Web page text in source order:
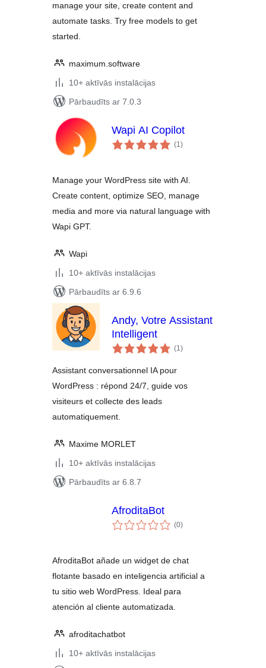
manage your site, create content and
automate tasks. Try free models to get
started.
maximum.software
10+ aktīvās instalācijas
Pārbaudīts ar 7.0.3
Wapi AI Copilot
(1vērtējumu
kopsumma
)
Manage your WordPress site with AI.
Create content, optimize SEO, manage
media and more via natural language with
Wapi GPT.
Wapi
10+ aktīvās instalācijas
Pārbaudīts ar 6.9.6
Andy, Votre Assistant
Intelligent
(1vērtējumu
kopsumma
)
Assistant conversationnel IA pour
WordPress : répond 24/7, guide vos
visiteurs et collecte des leads
automatiquement.
Maxime MORLET
10+ aktīvās instalācijas
Pārbaudīts ar 6.8.7
AfroditaBot
(0vērtējumu
kopsumma
)
AfroditaBot añade un widget de chat
flotante basado en inteligencia artificial a
tu sitio web WordPress. Ideal para
atención al cliente automatizada.
afroditachatbot
10+ aktīvās instalācijas